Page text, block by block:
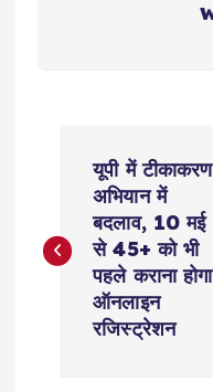
s
यूपी में टीकाकरण
अभियान में
बदलाव, 10 मई
से 45+ को भी
पहले कराना होगा
ऑनलाइन
रजिस्ट्रेशन